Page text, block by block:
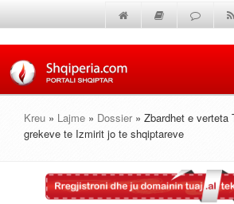
Kreu » Lajme » Dossier » Zbardhet e verteta
grekeve te Izmirit jo te shqiptareve